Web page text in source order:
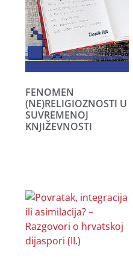
FENOMEN
(NE)RELIGIOZNOSTI U
SUVREMENOJ
KNJIŽEVNOSTI